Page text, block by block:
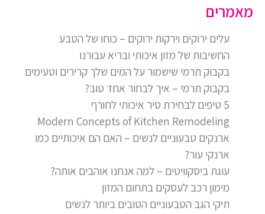
מאמרים
עלים ירוקים וירקות ירוקים – כוחו של הטבע
החשיבות של מזון איכותי ובריא עבורנו
בקבוק תרמי שישמור על המים שלך קרירים וטעימים
בקבוק תרמי – איך לבחור אחד טוב?
5 טיפים לבחירת סיר איכותי לחורף
Modern Concepts of Kitchen Remodeling
ארנקים טבעוניים לנשים – האם הם איכותיים כמו
ארנקי עור?
עוגת ביסקוויטים – למה אנחנו אוהבים אותה?
מימון רכב לעסקים בתחום המזון
תיקי הגב הטבעוניים הטובים ביותר לנשים